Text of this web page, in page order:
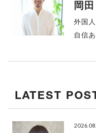
岡
外国
自信
LATEST